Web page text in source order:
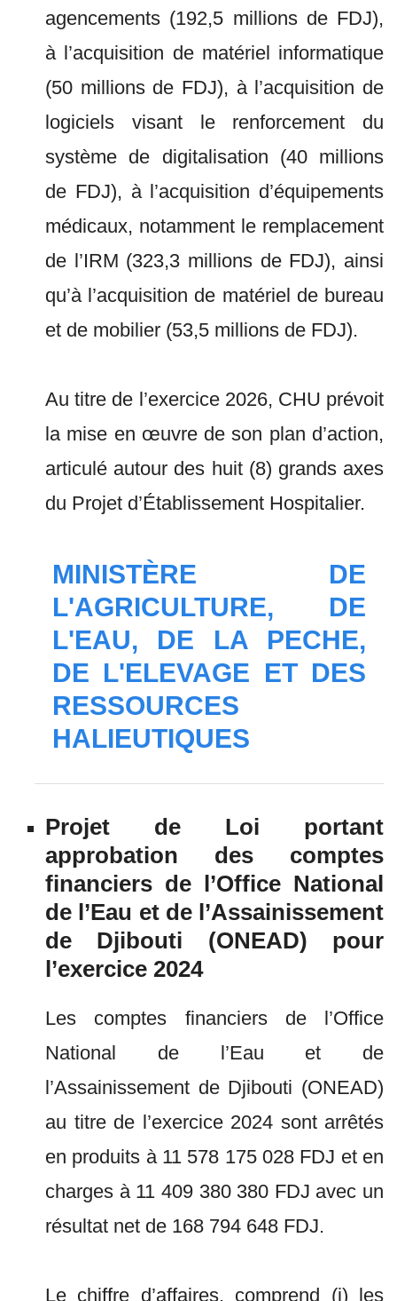
agencements (192,5 millions de FDJ),
à l’acquisition de matériel informatique
(50 millions de FDJ), à l’acquisition de
logiciels visant le renforcement du
système de digitalisation (40 millions
de FDJ), à l’acquisition d’équipements
médicaux, notamment le remplacement
de l’IRM (323,3 millions de FDJ), ainsi
qu’à l’acquisition de matériel de bureau
et de mobilier (53,5 millions de FDJ).
Au titre de l’exercice 2026, CHU prévoit
la mise en œuvre de son plan d’action,
articulé autour des huit (8) grands axes
du Projet d’Établissement Hospitalier.
MINISTÈRE DE
L'AGRICULTURE, DE
L'EAU, DE LA PECHE,
DE L'ELEVAGE ET DES
RESSOURCES
HALIEUTIQUES
Projet de Loi portant
approbation des comptes
financiers de l’Office National
de l’Eau et de l’Assainissement
de Djibouti (ONEAD) pour
l’exercice 2024
Les comptes financiers de l’Office
National de l’Eau et de
l’Assainissement de Djibouti (ONEAD)
au titre de l’exercice 2024 sont arrêtés
en produits à 11 578 175 028 FDJ et en
charges à 11 409 380 380 FDJ avec un
résultat net de 168 794 648 FDJ.
Le chiffre d’affaires, comprend (i) les